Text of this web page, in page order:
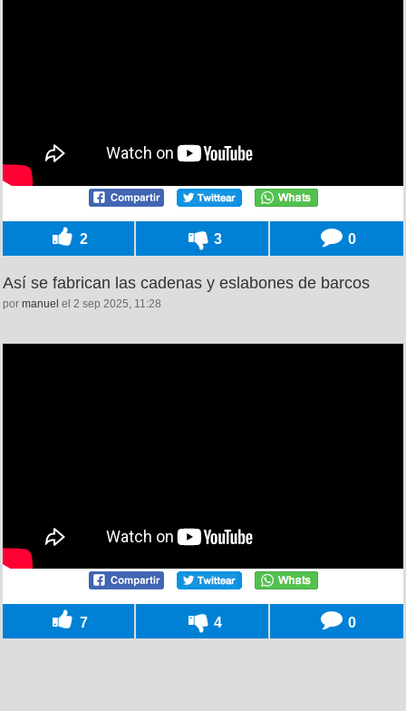
2 3 0
Así se fabrican las cadenas y eslabones de barcos
por manuel el 2 sep 2025, 11:28
7 4 0